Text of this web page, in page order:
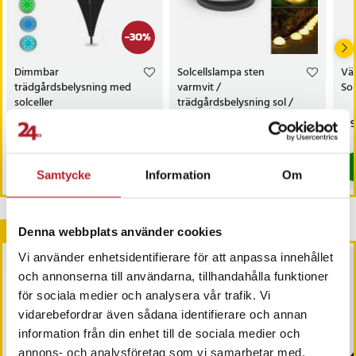
Samtycke Information Om
Denna webbplats använder cookies
Vi använder enhetsidentifierare för att anpassa innehållet
och annonserna till användarna, tillhandahålla funktioner
för sociala medier och analysera vår trafik. Vi
vidarebefordrar även sådana identifierare och annan
information från din enhet till de sociala medier och
annons- och analysföretag som vi samarbetar med.
-30%
Dimmbar
trädgårdsbelysning med
solceller
Nuvarande pris
69 krTidigare pris
69 kr
I lager, levereras inom 1-2 vardagar
Köp
Solcellslampa sten
varmvit /
trädgårdsbelysning sol /
dekorativ utomhuslampa
IP65 / LED stenlampa
I lager, levereras inom 1-2 vardagar
Andra köpte också
BÄSTSÄLJARE